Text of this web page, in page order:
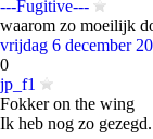
---Fugitive---
waarom zo moeilijk
vrijdag 6 december
0
jp_f1
Fokker on the wing
Ik heb nog zo